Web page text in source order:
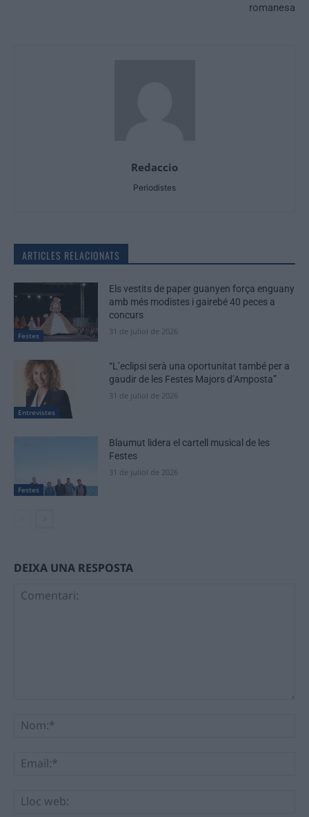
romanesa
Redaccio
Periodistes
ARTICLES RELACIONATS
Festes
Els vestits de paper guanyen força enguany
amb més modistes i gairebé 40 peces a
concurs
31 de juliol de 2026
Entrevistes
“L’eclipsi serà una oportunitat també per a
gaudir de les Festes Majors d’Amposta”
31 de juliol de 2026
Festes
Blaumut lidera el cartell musical de les
Festes
31 de juliol de 2026
DEIXA UNA RESPOSTA